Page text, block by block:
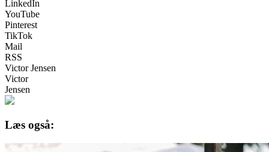
LinkedIn
YouTube
Pinterest
TikTok
Mail
RSS
Victor Jensen
Victor
Jensen
Læs også: